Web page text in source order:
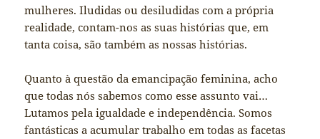
mulheres. Iludidas ou desiludidas com a própria
realidade, contam-nos as suas histórias que, em
tanta coisa, são também as nossas histórias.
Quanto à questão da emancipação feminina, acho
que todas nós sabemos como esse assunto vai…
Lutamos pela igualdade e independência. Somos
fantásticas a acumular trabalho em todas as facetas